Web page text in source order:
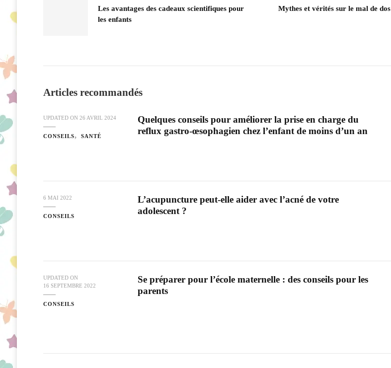
Les avantages des cadeaux scientifiques pour
les enfants
Mythes et vérités sur le mal de dos
Articles recommandés
UPDATED ON 26 AVRIL 2024
CONSEILS SANTÉ
Quelques conseils pour améliorer la prise en charge du
reflux gastro-œsophagien chez l’enfant de moins d’un an
6 MAI 2022
CONSEILS
L’acupuncture peut-elle aider avec l’acné de votre
adolescent ?
UPDATED ON
16 SEPTEMBRE 2022
CONSEILS
Se préparer pour l’école maternelle : des conseils pour les
parents